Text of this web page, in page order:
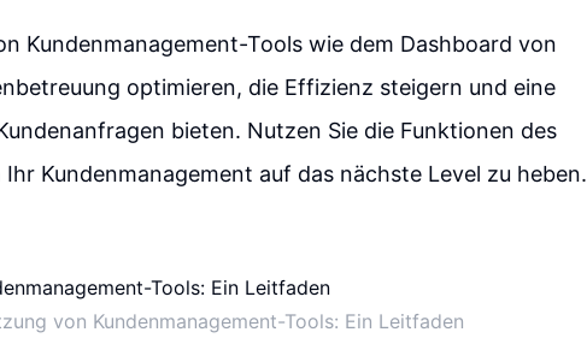
Kundenmanagement-Tools wie dem Dashboard von
optimieren, die Effizienz steigern und eine
bieten. Nutzen Sie die Funktionen des
Kundenmanagement auf das nächste Level zu heben.
von Kundenmanagement-Tools: Ein Leitfaden